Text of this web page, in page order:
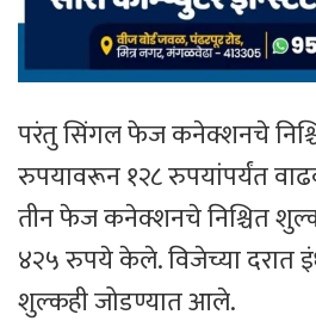
परंतु सिंगल फेज कनेक्शनचे
रुपयावरून १२८ रुपयांपर्यंत
तीन फेज कनेक्शनचे निश्चित
४२५ रुपये केले. विजेच्या दरात
शुल्कही जोडण्यात आले.